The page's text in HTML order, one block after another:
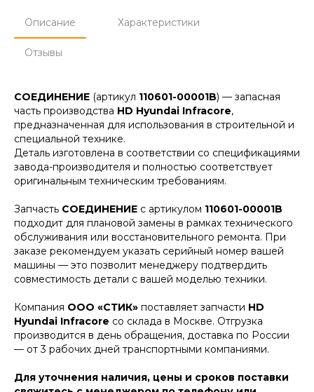
Описание Характеристики
Отзывы
СОЕДИНЕНИЕ (артикул 110601-00001B) — запасная
часть производства HD Hyundai Infracore,
предназначенная для использования в строительной и
специальной технике.
Деталь изготовлена в соответствии со спецификациями
завода-производителя и полностью соответствует
оригинальным техническим требованиям.
Запчасть СОЕДИНЕНИЕ с артикулом 110601-00001B
подходит для плановой замены в рамках технического
обслуживания или восстановительного ремонта. При
заказе рекомендуем указать серийный номер вашей
машины — это позволит менеджеру подтвердить
совместимость детали с вашей моделью техники.
Компания ООО «СТИК» поставляет запчасти HD
Hyundai Infracore со склада в Москве. Отгрузка
производится в день обращения, доставка по России
— от 3 рабочих дней транспортными компаниями.
Для уточнения наличия, цены и сроков поставки